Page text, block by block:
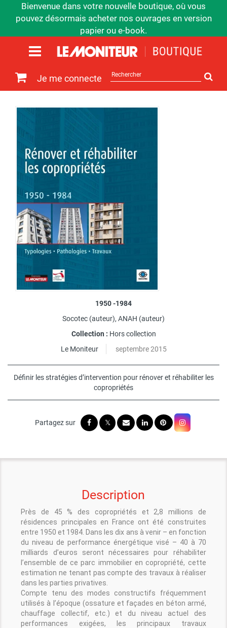
Bienvenue dans votre nouvelle boutique, où vous
pouvez désormais acheter nos ouvrages en version
papier ou e-book.
Je me connecte
sur
le
1950 -1984
Socotec (auteur), ANAH (auteur)
Collection : Hors collection
Le Moniteur
septembre 2015
Définir les stratégies d’intervention pour rénover et réhabiliter les
copropriétés
Description
Près de 45 % des copropriétés et 2,8 millions de
résidences principales en France ont été construites
entre 1950 et 1984. Dans les dix ans à venir – en fonction
du niveau de performance énergétique visé – 40 à 70
milliards d’euros seront nécessaires pour réhabiliter
l’ensemble de ce parc immobilier en copropriété, cette
estimation ne tenant pas compte des travaux à réaliser
dans les parties privatives.
Compte tenu des modes constructifs fréquemment
utilisés à l’époque (ossature et façades en béton armé,
chauffage collectif, etc.) et du niveau actuel des
performances exigées, les principaux travaux